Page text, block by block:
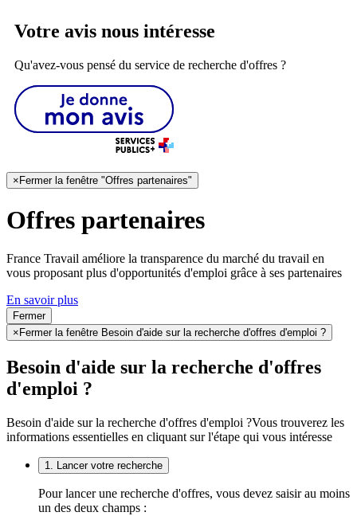
Votre avis nous intéresse
Qu'avez-vous pensé du service de recherche d'offres ?
×Fermer la fenêtre "Offres partenaires"
Offres partenaires
France Travail améliore la transparence du marché du travail en
vous proposant plus d'opportunités d'emploi grâce à ses partenaires
En savoir plus
Fermer
× Fermer la fenêtre Besoin d'aide sur la recherche d'offres d'emploi ?
Besoin d'aide sur la recherche d'offres
d'emploi ?
Besoin d'aide sur la recherche d'offres d'emploi ?Vous trouverez les
informations essentielles en cliquant sur l'étape qui vous intéresse
1. Lancer votre recherche
Pour lancer une recherche d'offres, vous devez saisir au moins
un des deux champs :